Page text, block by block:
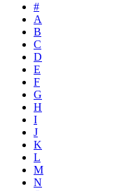
#
A
B
C
D
E
F
G
H
I
J
K
L
M
N